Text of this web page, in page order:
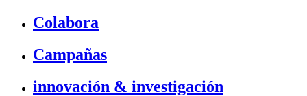
Colabora
Campañas
innovación & investigación